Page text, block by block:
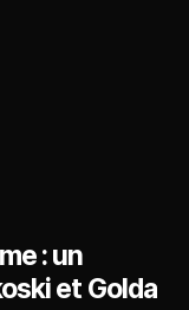
: un
et Golda